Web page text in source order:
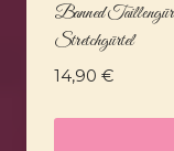
Banned
Stretchgürtel
14,90 €